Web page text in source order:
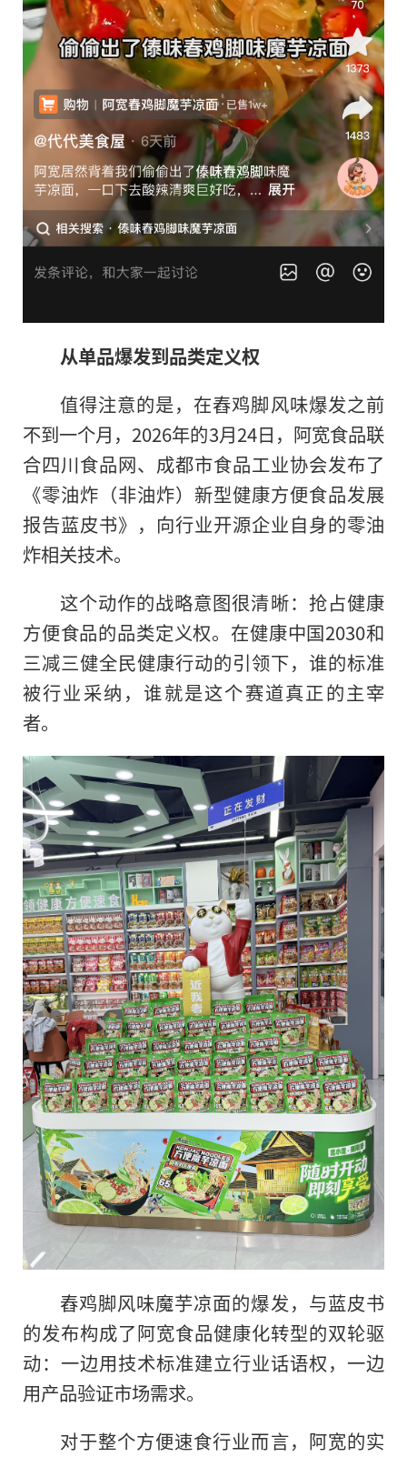
从单品爆发到品类定义权
值得注意的是，在舂鸡脚风味爆发之前
不到一个月，2026年的3月24日，阿宽食品联
合四川食品网、成都市食品工业协会发布了
《零油炸（非油炸）新型健康方便食品发展
报告蓝皮书》，向行业开源企业自身的零油
炸相关技术。
这个动作的战略意图很清晰：抢占健康
方便食品的品类定义权。在健康中国2030和
三减三健全民健康行动的引领下，谁的标准
被行业采纳，谁就是这个赛道真正的主宰
者。
舂鸡脚风味魔芋凉面的爆发，与蓝皮书
的发布构成了阿宽食品健康化转型的双轮驱
动：一边用技术标准建立行业话语权，一边
用产品验证市场需求。
对于整个方便速食行业而言，阿宽的实